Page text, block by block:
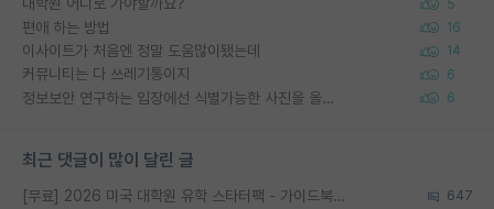
대학원 어디로 가야할까요? 5
편애 하는 방법 16
이사이트가 처음엔 정말 도움많이됐는데 14
커뮤니티는 다 쓰레기통이지 6
정보보안 연구하는 입장에선 식별가능한 사진을 올리는건 비추이긴함 6
최근 댓글이 많이 달린 글
[무료] 2026 미국 대학원 유학 스타터팩 - 가이드북 & 합격자 컨택메일 템플릿 647